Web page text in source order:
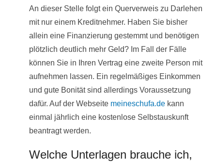
An dieser Stelle folgt ein Querverweis zu Darlehen
mit nur einem Kreditnehmer. Haben Sie bisher
allein eine Finanzierung gestemmt und benötigen
plötzlich deutlich mehr Geld? Im Fall der Fälle
können Sie in Ihren Vertrag eine zweite Person mit
aufnehmen lassen. Ein regelmäßiges Einkommen
und gute Bonität sind allerdings Voraussetzung
dafür. Auf der Webseite meineschufa.de kann
einmal jährlich eine kostenlose Selbstauskunft
beantragt werden.
Welche Unterlagen brauche ich,